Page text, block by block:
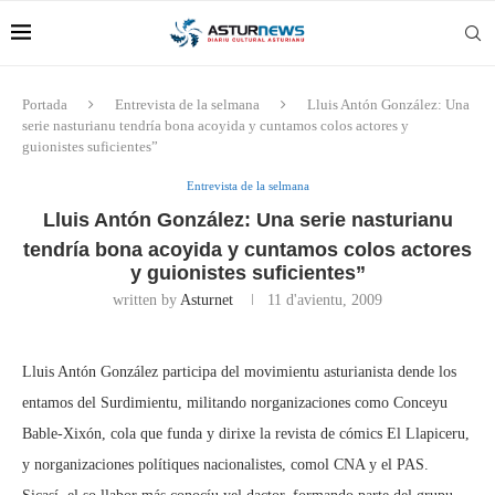
Portada Entrevista de la selmana
Lluis Antón González: Una
serie nasturianu tendría bona acoyida y cuntamos colos actores y
guionistes suficientes”
Entrevista de la selmana
Lluis Antón González: Una serie nasturianu
tendría bona acoyida y cuntamos colos actores
y guionistes suficientes”
written by Asturnet 11 d'avientu, 2009
Lluis Antón González participa del movimientu asturianista dende los
entamos del Surdimientu, militando norganizaciones como Conceyu
Bable-Xixón, cola que funda y dirixe la revista de cómics El Llapiceru,
y norganizaciones polítiques nacionalistes, comol CNA y el PAS.